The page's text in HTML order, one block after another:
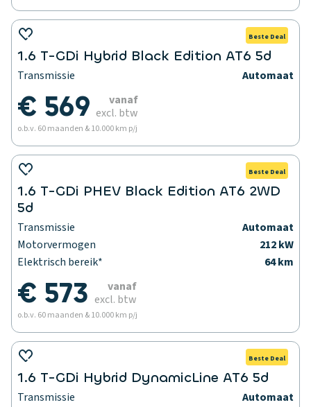
Beste Deal
1.6 T-GDi Hybrid Black Edition AT6 5d
Transmissie Automaat
€ 569
vanaf
excl. btw
o.b.v. 60 maanden & 10.000 km p/j
Beste Deal
1.6 T-GDi PHEV Black Edition AT6 2WD
5d
Transmissie
Automaat
Motorvermogen
212 kW
Elektrisch bereik*
64 km
€ 573
vanaf
excl. btw
o.b.v. 60 maanden & 10.000 km p/j
Beste Deal
1.6 T-GDi Hybrid DynamicLine AT6 5d
Transmissie Automaat